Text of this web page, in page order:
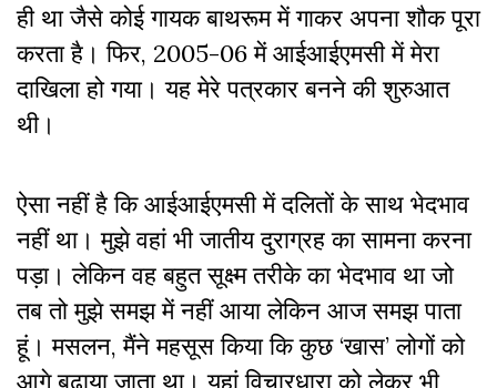
ही था जैसे कोई गायक बाथरूम में गाकर अपना शौक पूरा
करता है। फिर, 2005-06 में आईआईएमसी में मेरा
दाखिला हो गया। यह मेरे पत्रकार बनने की शुरुआत
थी।
ऐसा नहीं है कि आईआईएमसी में दलितों के साथ भेदभाव
नहीं था। मुझे वहां भी जातीय दुराग्रह का सामना करना
पड़ा। लेकिन वह बहुत सूक्ष्म तरीके का भेदभाव था जो
तब तो मुझे समझ में नहीं आया लेकिन आज समझ पाता
हूं। मसलन, मैंने महसूस किया कि कुछ ‘खास’ लोगों को
आगे बढ़ाया जाता था। यहां विचारधारा को लेकर भी